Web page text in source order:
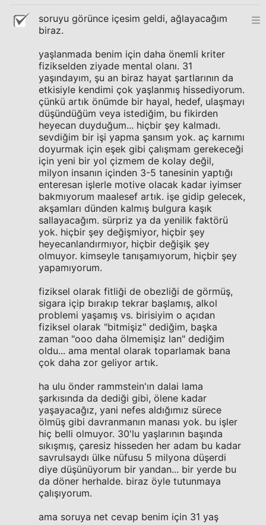
soruyu görünce içesim geldi, ağlayacağım
biraz.
yaşlanmada benim için daha önemli kriter
fizikselden ziyade mental olanı. 31
yaşındayım, şu an biraz hayat şartlarının da
etkisiyle kendimi çok yaşlanmış hissediyorum.
çünkü artık önümde bir hayal, hedef, ulaşmayı
düşündüğüm veya istediğim, bu fikirden
heyecan duyduğum... hiçbir şey kalmadı.
sevdiğim bir işi yapma şansım yok. aç karnımı
doyurmak için eşek gibi çalışmam gerekeceği
için yeni bir yol çizmem de kolay değil,
milyon insanın içinden 3-5 tanesinin yaptığı
enteresan işlerle motive olacak kadar iyimser
bakmıyorum maalesef artık. işe gidip gelecek,
akşamları dünden kalmış bulgura kaşık
sallayacağım. sürpriz ya da yenilik faktörü
yok. hiçbir şey değişmiyor, hiçbir şey
heyecanlandırmıyor, hiçbir değişik şey
olmuyor. kimseyle tanışamıyorum, hiçbir şey
yapamıyorum.
fiziksel olarak fitliği de obezliği de görmüş,
sigara içip bırakıp tekrar başlamış, alkol
problemi yaşamış vs. birisiyim o açıdan
fiziksel olarak "bitmişiz" dediğim, başka
zaman "ooo daha ölmemişiz lan" dediğim
oldu... ama mental olarak toparlamak bana
çok daha zor geliyor artık.
ha ulu önder rammstein'ın dalai lama
şarkısında da dediği gibi, ölene kadar
yaşayacağız, yani nefes aldığımız sürece
ölmüş gibi davranmanın manası yok. bu işler
hiç belli olmuyor. 30'lu yaşlarının başında
sıkışmış, çaresiz hisseden her adam bu kadar
savrulsaydı ülke nüfusu 5 milyona düşerdi
diye düşünüyorum bir yandan... bir yerde bu
da döner herhalde. biraz öyle tutunmaya
çalışıyorum.
ama soruya net cevap benim için 31 yaş